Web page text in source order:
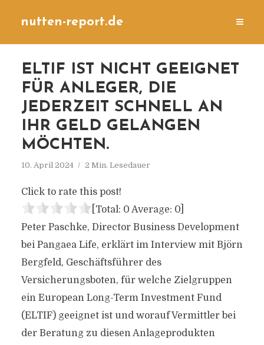
nutten-report.de
ELTIF IST NICHT GEEIGNET
FÜR ANLEGER, DIE
JEDERZEIT SCHNELL AN
IHR GELD GELANGEN
MÖCHTEN.
10. April 2024 2 Min. Lesedauer
Click to rate this post!
[Total: 0 Average: 0]
Peter Paschke, Director Business Development
bei Pangaea Life, erklärt im Interview mit Björn
Bergfeld, Geschäftsführer des
Versicherungsboten, für welche Zielgruppen
ein European Long-Term Investment Fund
(ELTIF) geeignet ist und worauf Vermittler bei
der Beratung zu diesen Anlageprodukten